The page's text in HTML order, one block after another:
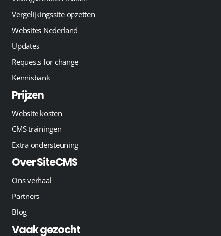
Vergelijkingssite opzetten
Websites Nederland
Updates
Requests for change
Kennisbank
Prijzen
Website kosten
CMS trainingen
Extra ondersteuning
Over SiteCMS
Ons verhaal
Partners
Blog
Vaak gezocht